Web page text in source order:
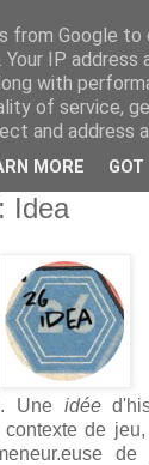
Idea
. Une idée
contexte de
from Google to
IP address
with
of service,
and address
MORE GOT